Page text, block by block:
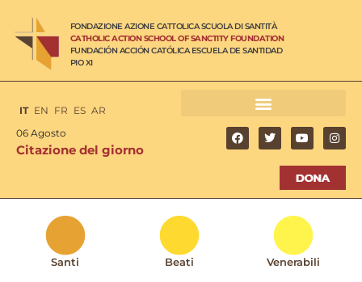
FONDAZIONE AZIONE CATTOLICA SCUOLA DI SANTITÀ
CATHOLIC ACTION SCHOOL OF SANCTITY FOUNDATION
FUNDACIÓN ACCIÓN CATÓLICA ESCUELA DE SANTIDAD
PIO XI
IT EN FR ES AR
06 Agosto
Citazione del giorno
Santi Beati Venerabili